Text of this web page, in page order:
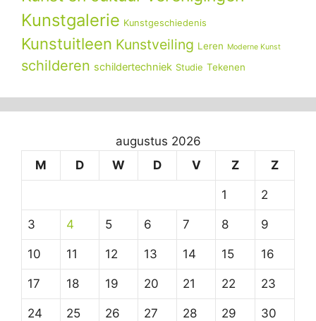
Kunstgalerie Kunstgeschiedenis
Kunstuitleen Kunstveiling Leren Moderne Kunst
schilderen schildertechniek Studie Tekenen
augustus 2026
M
D W D V Z Z
1 2
3 4 5 6 7 8 9
10 11 12 13 14 15 16
17 18 19 20 21 22 23
24 25 26 27 28 29 30